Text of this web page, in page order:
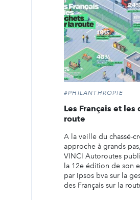
#PHILANTHROPIE
Les Français et les
route
A la veille du chassé-
approche à grands
VINCI Autoroutes
la 12e édition de son
par Ipsos bva sur la
des Français sur la